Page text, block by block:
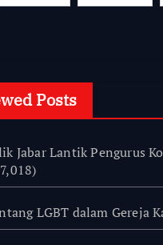
Posts
Jabar Lantik Pengurus
LGBT dalam Gereja